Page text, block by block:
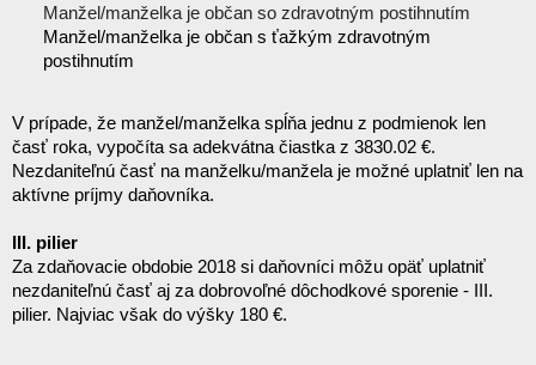
Manžel/manželka je občan so zdravotným postihnutím
Manžel/manželka je občan s ťažkým zdravotným
postihnutím
V prípade, že manžel/manželka spĺňa jednu z podmienok len
časť roka, vypočíta sa adekvátna čiastka z 3830.02 €.
Nezdaniteľnú časť na manželku/manžela je možné uplatniť len na
aktívne príjmy daňovníka.
III. pilier
Za zdaňovacie obdobie 2018 si daňovníci môžu opäť uplatniť
nezdaniteľnú časť aj za dobrovoľné dôchodkové sporenie - III.
pilier. Najviac však do výšky 180 €.